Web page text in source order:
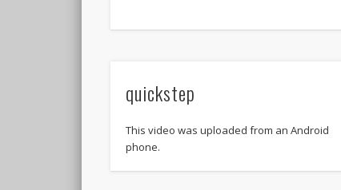
quickstep
This video was uploaded from an Android
phone.